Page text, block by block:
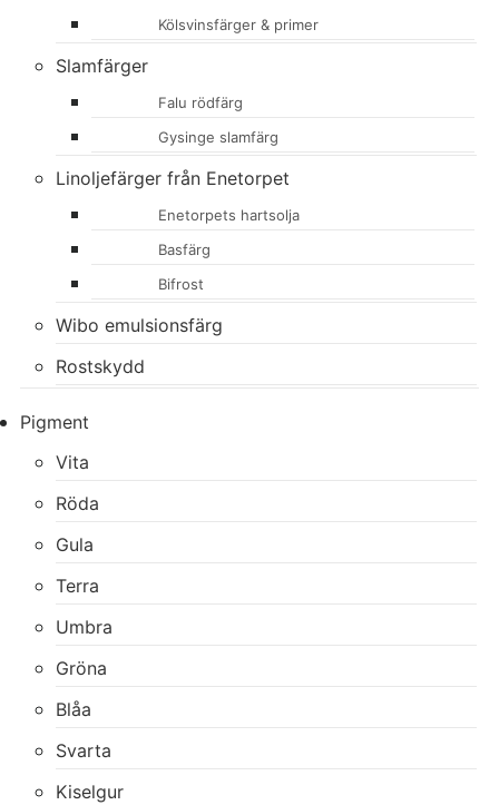
Kölsvinsfärger & primer
Slamfärger
Falu rödfärg
Gysinge slamfärg
Linoljefärger från Enetorpet
Enetorpets hartsolja
Basfärg
Bifrost
Wibo emulsionsfärg
Rostskydd
Pigment
Vita
Röda
Gula
Terra
Umbra
Gröna
Blåa
Svarta
Kiselgur